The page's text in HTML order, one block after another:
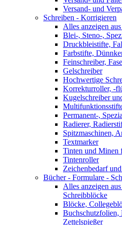
Versand- und
Schreiben - Korrigieren
Alles anzeigen
Blei-, Steno-,
Druckbleistifte,
Farbstifte,
Feinschreiber,
Gelschreiber
Hochwertige
Korrekturroller, -
Kugelschreiber
Permanent-,
Radierer,
Spitzmaschinen,
Textmarker
Tinten und Minen
Tintenroller
Zeichenbedarf
Bücher - Formulare -
Alles anzeigen
Schreibblöcke
Blöcke,
Buchschutzfolien,
Zettelspießer